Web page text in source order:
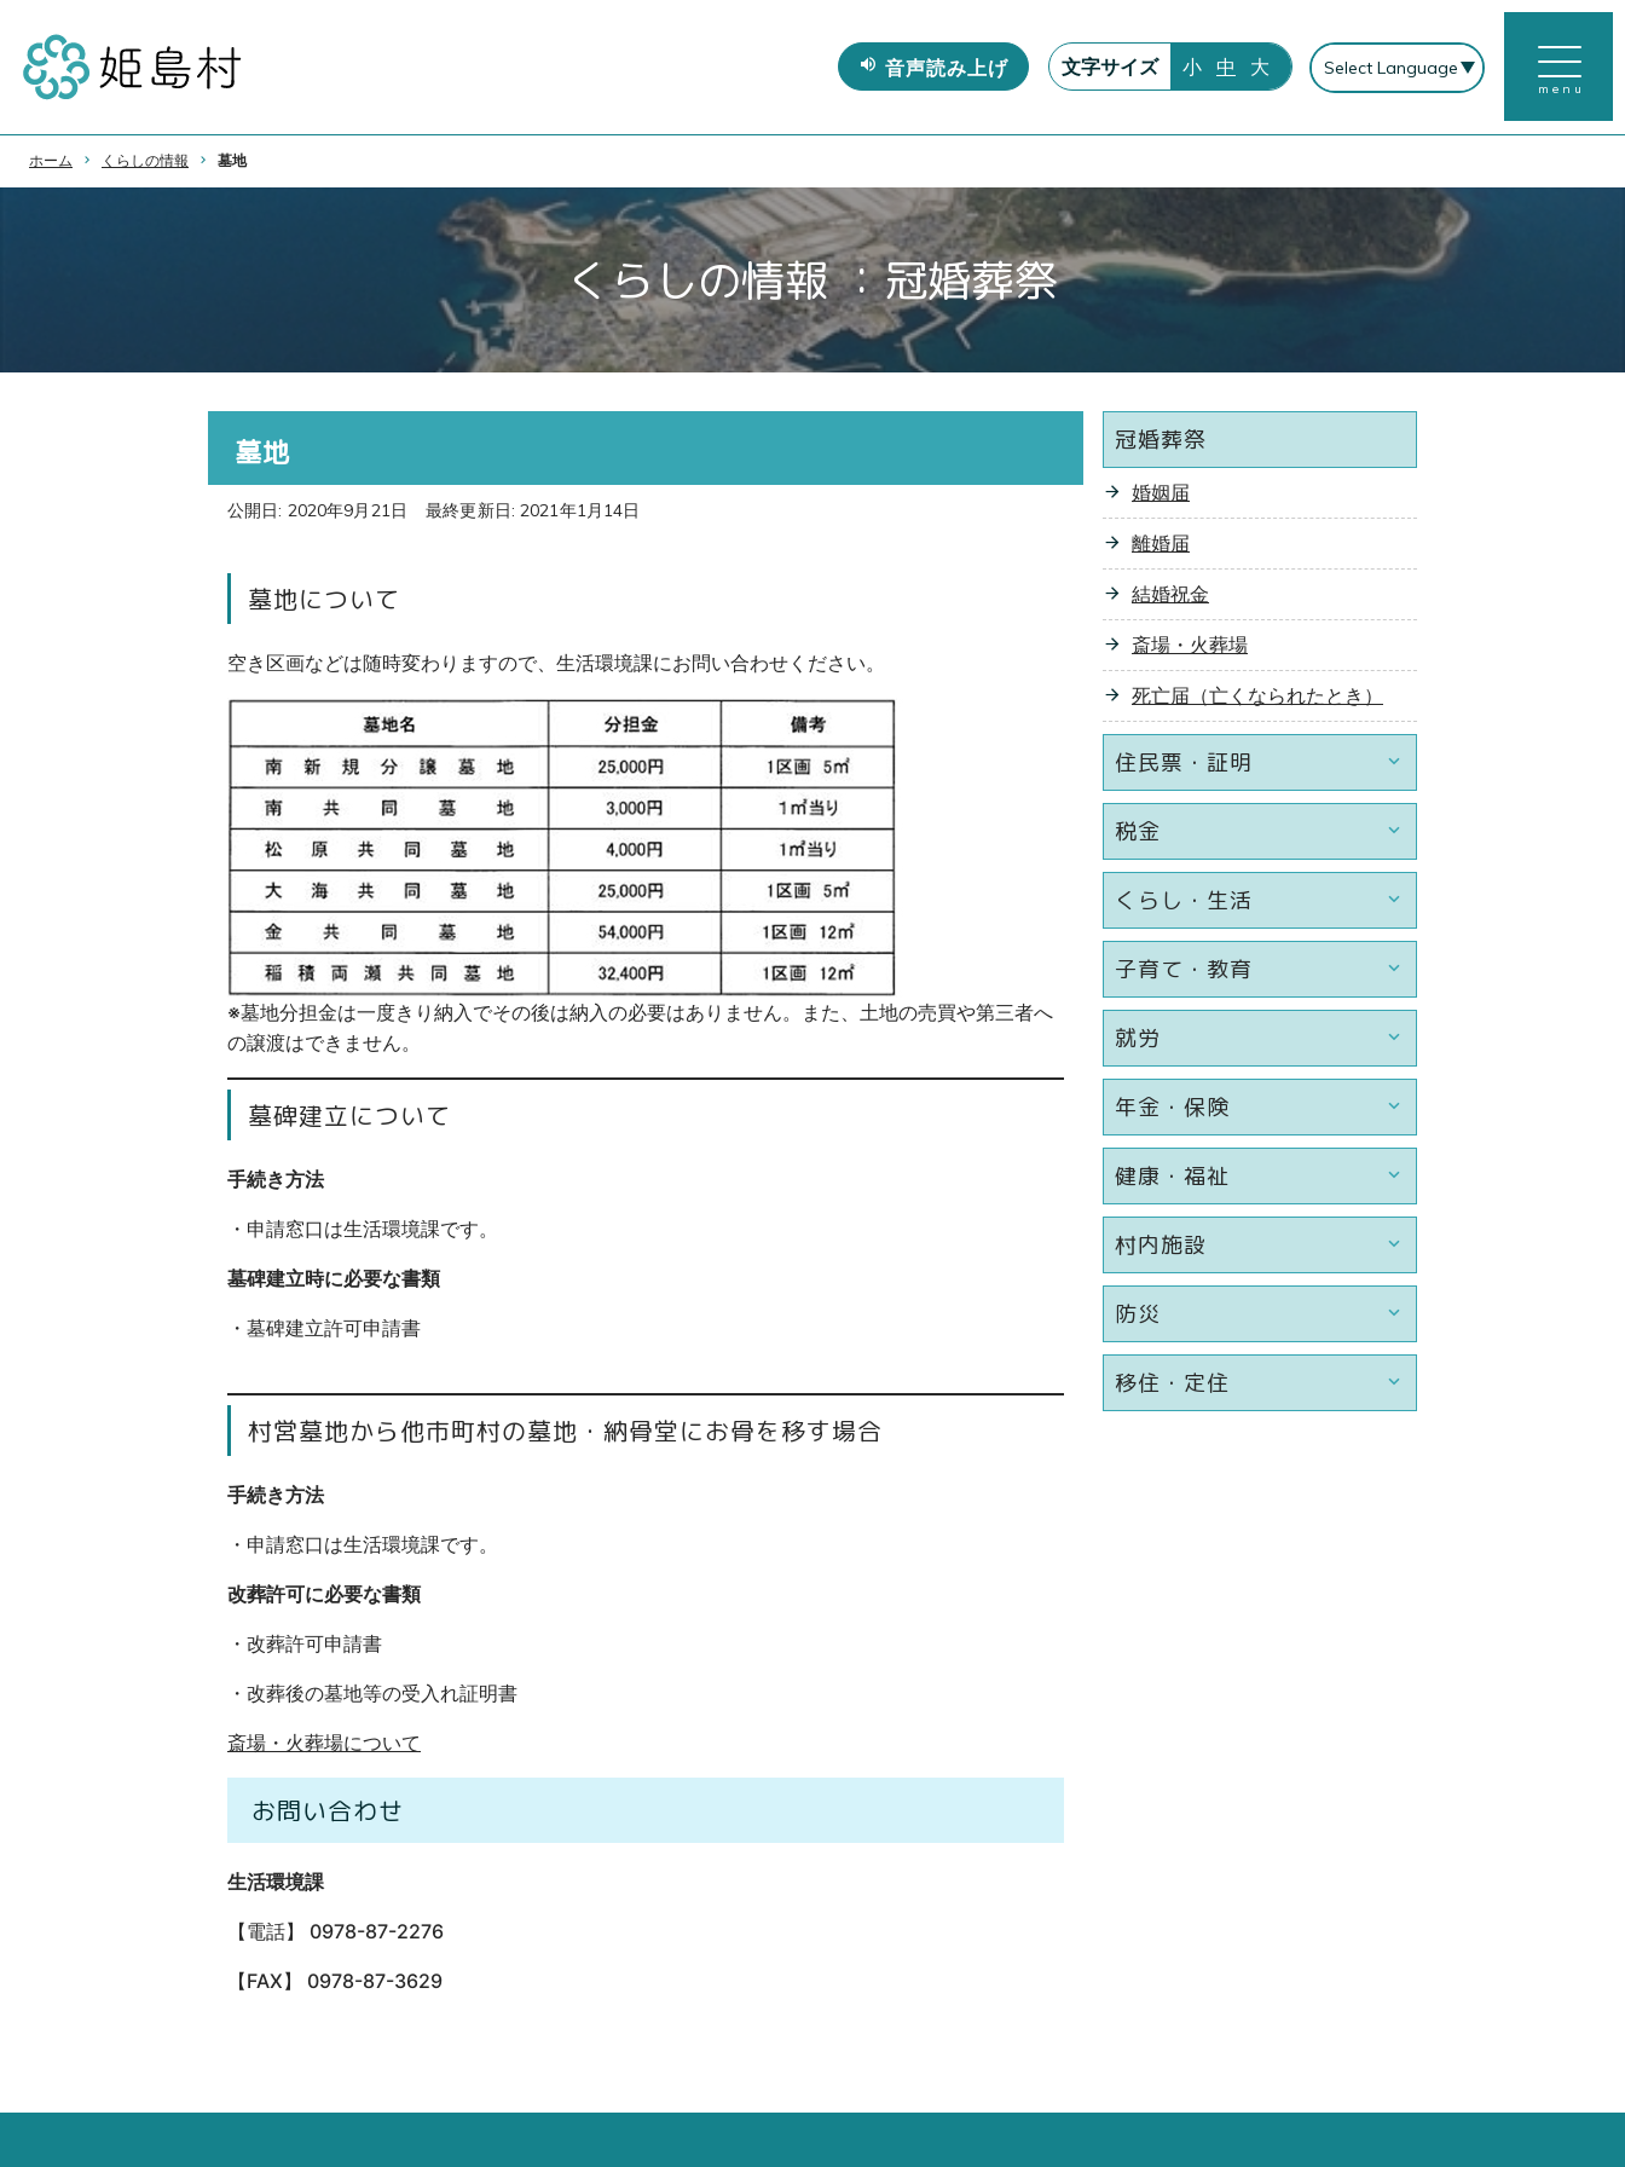
文字サイズ 小 中 大
menu
ホーム くらしの情報 墓地
くらしの情報 ：冠婚葬祭
墓地
公開日: 2020年9月21日 最終更新日: 2021年1月14日
墓地について
空き区画などは随時変わりますので、生活環境課にお問い合わせください。
※墓地分担金は一度きり納入でその後は納入の必要はありません。また、土地の売買や第三者へ
の譲渡はできません。
墓碑建立について
手続き方法
・申請窓口は生活環境課です。
墓碑建立時に必要な書類
・墓碑建立許可申請書
村営墓地から他市町村の墓地・納骨堂にお骨を移す場合
手続き方法
・申請窓口は生活環境課です。
改葬許可に必要な書類
・改葬許可申請書
・改葬後の墓地等の受入れ証明書
斎場・火葬場について
お問い合わせ
生活環境課
【電話】 0978-87-2276
【FAX】 0978-87-3629
冠婚葬祭
婚姻届
離婚届
結婚祝金
斎場・火葬場
死亡届（亡くなられたとき）
住民票・証明
税金
くらし・生活
子育て・教育
就労
年金・保険
健康・福祉
村内施設
防災
移住・定住